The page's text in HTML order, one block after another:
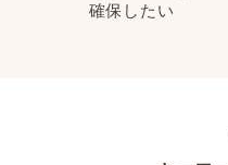
確保したい